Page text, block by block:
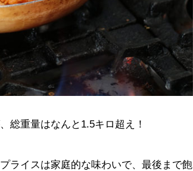
総重量はなんと1.5キロ超え！
ライスは家庭的な味わいで、最後まで飽